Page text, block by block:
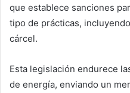
que establece sanciones
tipo de prácticas,
cárcel.
Esta legislación endurece
de energía, enviando un